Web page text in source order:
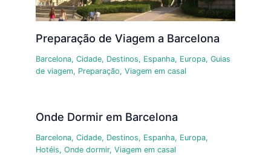
Preparação de Viagem a Barcelona
Barcelona, Cidade, Destinos, Espanha, Europa, Guias
de viagem, Preparação, Viagem em casal
Onde Dormir em Barcelona
Barcelona, Cidade, Destinos, Espanha, Europa,
Hotéis, Onde dormir, Viagem em casal